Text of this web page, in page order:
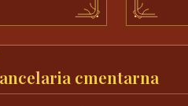
cmentarna